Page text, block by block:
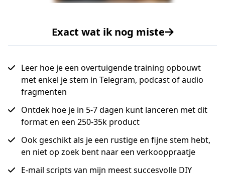
Exact wat ik nog miste
Leer hoe je een overtuigende training opbouwt
met enkel je stem in Telegram, podcast of audio
fragmenten
Ontdek hoe je in 5-7 dagen kunt lanceren met dit
format en een 250-35k product
Ook geschikt als je een rustige en fijne stem hebt,
en niet op zoek bent naar een verkooppraatje
E-mail scripts van mijn meest succesvolle DIY